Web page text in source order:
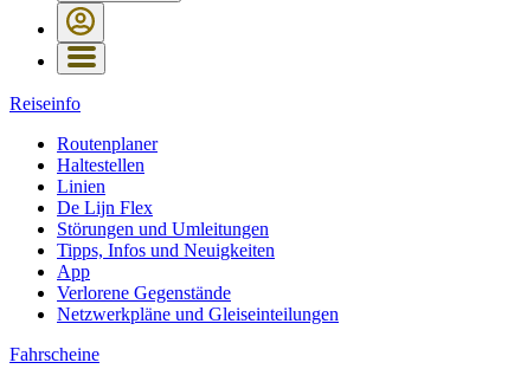
Reiseinfo
Routenplaner
Haltestellen
Linien
De Lijn Flex
Störungen und Umleitungen
Tipps, Infos und Neuigkeiten
App
Verlorene Gegenstände
Netzwerkpläne und Gleiseinteilungen
Fahrscheine